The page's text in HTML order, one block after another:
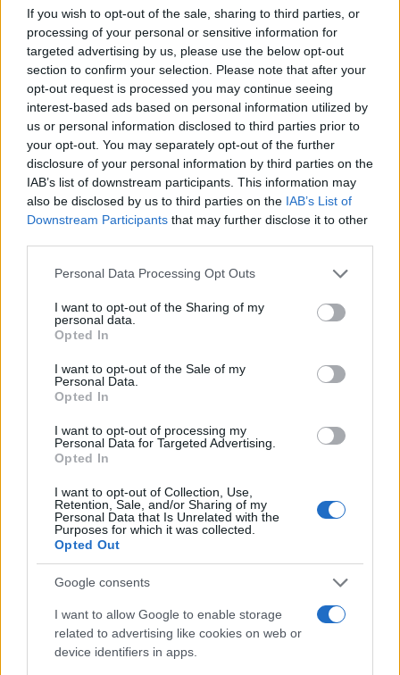
If you wish to opt-out of the sale, sharing to third parties, or
processing of your personal or sensitive information for
targeted advertising by us, please use the below opt-out
section to confirm your selection. Please note that after your
opt-out request is processed you may continue seeing
interest-based ads based on personal information utilized by
us or personal information disclosed to third parties prior to
your opt-out. You may separately opt-out of the further
disclosure of your personal information by third parties on the
IAB’s list of downstream participants. This information may
also be disclosed by us to third parties on the IAB’s List of
Downstream Participants that may further disclose it to other
Please note that this website/app uses one or more Google
not limited to your visit or usage behaviour. You may click to
grant or deny consent to Google and its third-party tags to
use your data for below specified purposes in below Google
consent section.
Personal Data Processing Opt Outs
I want to opt-out of the Sharing of my
personal data.
Opted In
I want to opt-out of the Sale of my
Personal Data.
Opted In
I want to opt-out of processing my
Personal Data for Targeted Advertising.
Opted In
I want to opt-out of Collection, Use,
Retention, Sale, and/or Sharing of my
Personal Data that Is Unrelated with the
Purposes for which it was collected.
Opted Out
Google consents
I want to allow Google to enable storage
related to advertising like cookies on web or
device identifiers in apps.
Notizie in tempo reale?
Entra nel canale telegram di
GalluraOggi.it
Ricevi le nostre ultime news
daGoogle News
Condividi l'articolo
F
a
ce
b
o
o
k
w
it
te
r
n
re
h
s
p
p
h
re
Prossimo articolo
NOTIZIE RECENTI
Le previsioni meteo per il weekend a Olbia e in
Gallura
Michelle Hunziker in Gallura, bella anche dal
vivo: un amico vip svela come fa